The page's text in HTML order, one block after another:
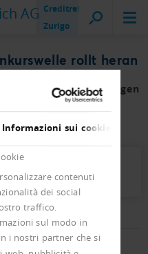
Informazioni sui cookie
contenuti
dei social
traffico.
sul modo in
i nostri partner che si
Creditreform
Zurigo
rollt heran
der Neueintragungen
2022 mit
(510 KB)